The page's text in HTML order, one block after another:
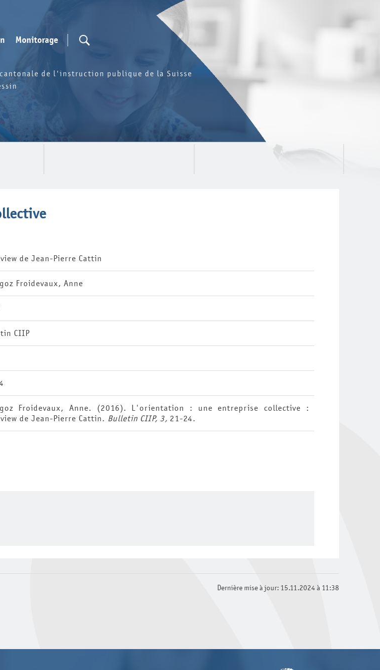
Monitorage
de l'instruction publique de la Suisse
de Jean-Pierre Cattin
Froidevaux, Anne
CIIP
Froidevaux, Anne. (2016). L'orientation : une entreprise collective :
de Jean-Pierre Cattin. Bulletin CIIP, 3, 21-24.
Dernière mise à jour: 15.11.2024 à 11:38